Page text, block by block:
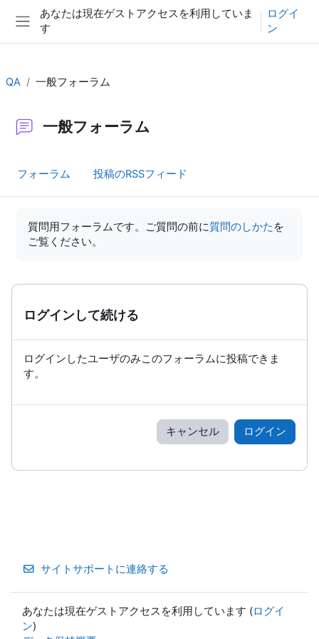
メインコンテンツへスキップする
サイドパネル
あなたは現在ゲストアクセスを利用していま
す
ログイ
ン
QA 一般フォーラム
一般フォーラム
フォーラム 投稿のRSSフィード
質問用フォーラムです。ご質問の前に質問のしかた を
ご覧ください。
ログインして続ける
ログインしたユーザのみこのフォーラムに投稿できま
す。
キャンセル ログイン
サイトサポートに連絡する
あなたは現在ゲストアクセスを利用しています (ログイ
ン)